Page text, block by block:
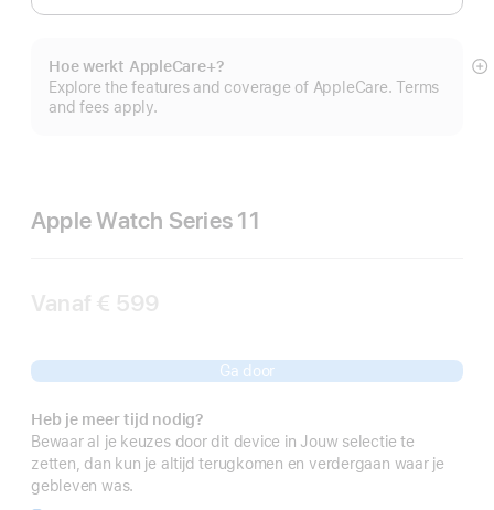
Hoe werkt AppleCare+?
Explore the features and coverage of AppleCare. Terms
and fees apply.
Apple Watch Series 11
Vanaf € 599
Ga door
Heb je meer tijd nodig?
Bewaar al je keuzes door dit device in Jouw selectie te
zetten, dan kun je altijd terugkomen en verdergaan waar je
gebleven was.